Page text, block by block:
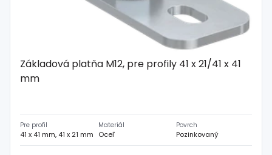
Základová platňa M12, pre profily 41 x 21/41 x 41
mm
Pre profil
41 x 41 mm, 41 x 21 mm
Materiál
Oceľ
Povrch
Pozinkovaný